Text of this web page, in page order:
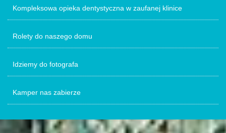
Kompleksowa opieka dentystyczna w zaufanej klinice
Rolety do naszego domu
Idziemy do fotografa
Kamper nas zabierze